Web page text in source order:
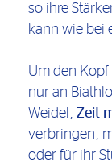
so ihre
kann wie bei
Um den
nur an
Weidel, Zeit
verbringen,
oder für ihr